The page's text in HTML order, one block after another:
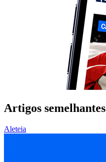
Artigos semelhantes
Aleteia